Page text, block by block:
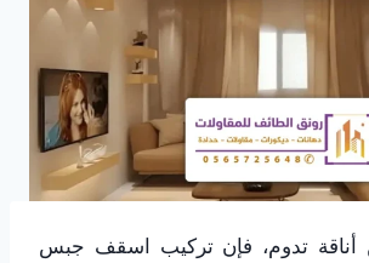
أناقة تدوم، فإن تركيب اسقف جبس